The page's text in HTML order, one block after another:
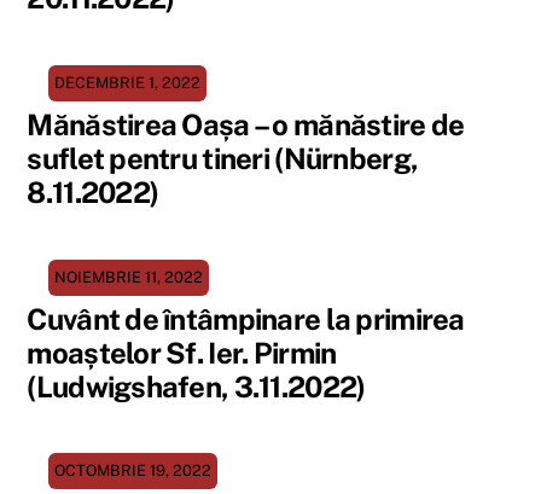
DECEMBRIE 1, 2022
Mănăstirea Oașa – o mănăstire de
suflet pentru tineri (Nürnberg,
8.11.2022)
NOIEMBRIE 11, 2022
Cuvânt de întâmpinare la primirea
moaștelor Sf. Ier. Pirmin
(Ludwigshafen, 3.11.2022)
OCTOMBRIE 19, 2022